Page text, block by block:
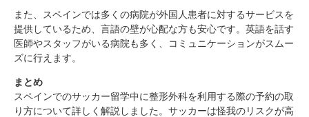
また、スペインでは多くの病院が外国人患者に対するサービスを
提供しているため、言語の壁が心配な方も安心です。英語を話す
医師やスタッフがいる病院も多く、コミュニケーションがスムー
ズに行えます。
まとめ
スペインでのサッカー留学中に整形外科を利用する際の予約の取
り方について詳しく解説しました。サッカーは怪我のリスクが高